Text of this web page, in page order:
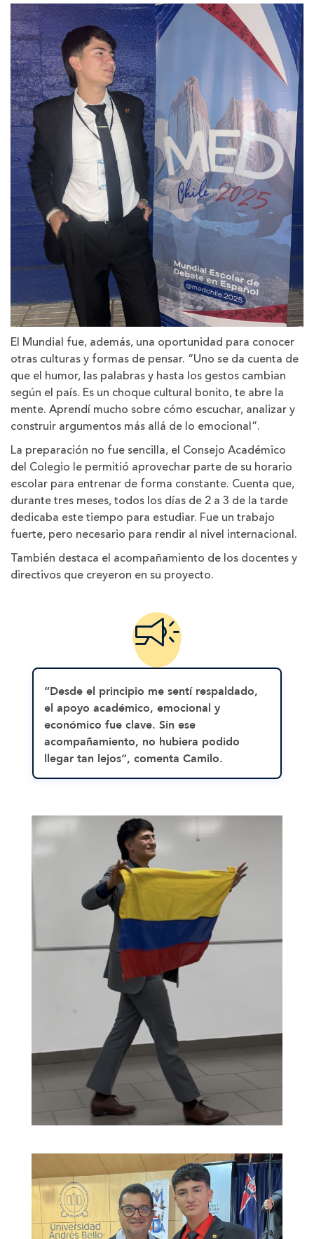
El Mundial fue, además, una oportunidad para conocer
otras culturas y formas de pensar. “Uno se da cuenta de
que el humor, las palabras y hasta los gestos cambian
según el país. Es un choque cultural bonito, te abre la
mente. Aprendí mucho sobre cómo escuchar, analizar y
construir argumentos más allá de lo emocional”.
La preparación no fue sencilla, el Consejo Académico
del Colegio le permitió aprovechar parte de su horario
escolar para entrenar de forma constante. Cuenta que,
durante tres meses, todos los días de 2 a 3 de la tarde
dedicaba este tiempo para estudiar. Fue un trabajo
fuerte, pero necesario para rendir al nivel internacional.
También destaca el acompañamiento de los docentes y
directivos que creyeron en su proyecto.
“Desde el principio me sentí respaldado,
el apoyo académico, emocional y
económico fue clave. Sin ese
acompañamiento, no hubiera podido
llegar tan lejos”, comenta Camilo.